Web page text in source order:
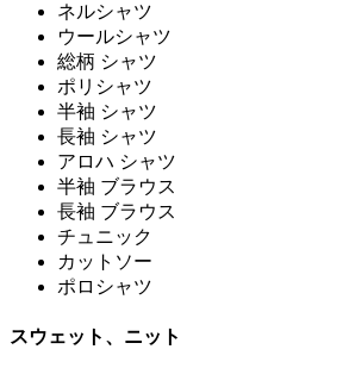
ネルシャツ
ウールシャツ
総柄 シャツ
ポリシャツ
半袖 シャツ
長袖 シャツ
アロハ シャツ
半袖 ブラウス
長袖 ブラウス
チュニック
カットソー
ポロシャツ
スウェット、ニット